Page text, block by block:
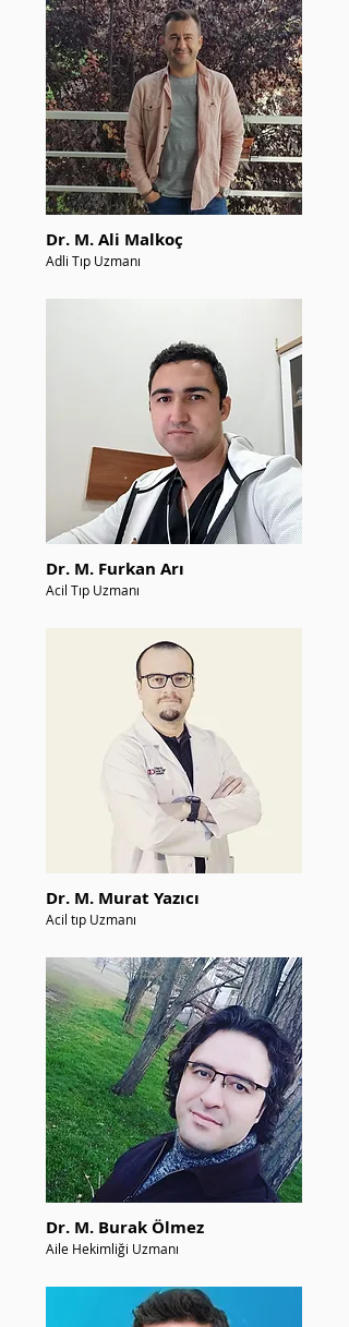
Dr. M. Ali Malkoç
Adli Tıp Uzmanı
Dr. M. Furkan Arı
Acil Tıp Uzmanı
Dr. M. Murat Yazıcı
Acil tıp Uzmanı
Dr. M. Burak Ölmez
Aile Hekimliği Uzmanı